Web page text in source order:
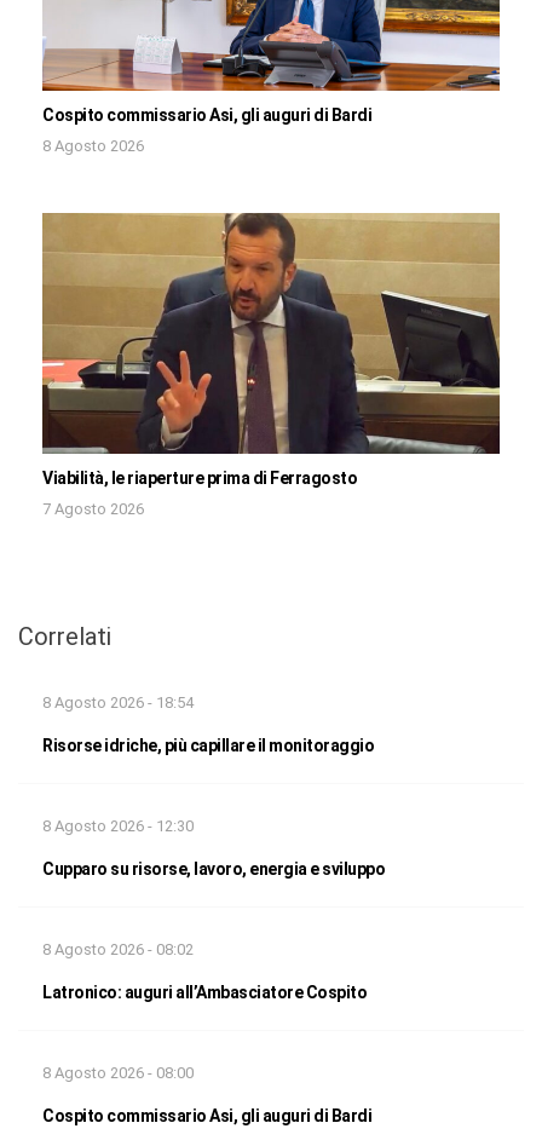
Cospito commissario Asi, gli auguri di Bardi
8 Agosto 2026
Viabilità, le riaperture prima di Ferragosto
7 Agosto 2026
Correlati
8 Agosto 2026 - 18:54
Risorse idriche, più capillare il monitoraggio
8 Agosto 2026 - 12:30
Cupparo su risorse, lavoro, energia e sviluppo
8 Agosto 2026 - 08:02
Latronico: auguri all’Ambasciatore Cospito
8 Agosto 2026 - 08:00
Cospito commissario Asi, gli auguri di Bardi